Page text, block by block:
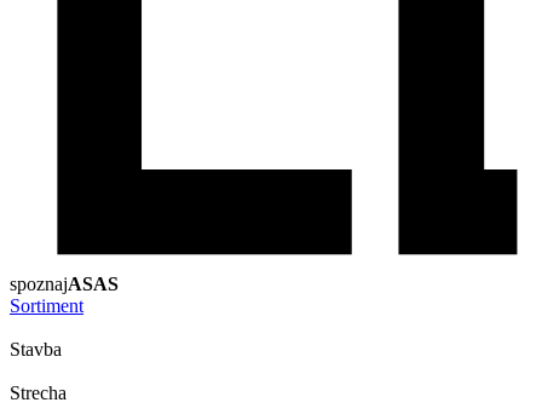
spoznajASAS
Sortiment
Stavba
Strecha